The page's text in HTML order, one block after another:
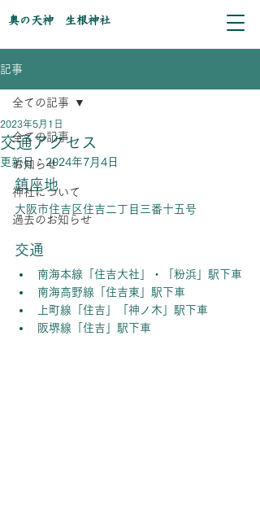
奥の天神 生根神社
記事
全ての記事
お知らせ
神社について
過去のお知らせ
全ての記事
交通アクセス
2023年5月1日
更新日：2024年7月4日
鎮座地
大阪市住吉区住吉二丁目三番十五号
交通
南海本線「住吉大社」・「粉浜」駅下車
南海高野線「住吉東」駅下車
上町線「住吉」「神ノ木」駅下車
阪堺線「住吉」駅下車